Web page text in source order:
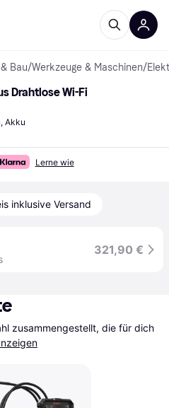
Bau/Werkzeuge & Maschinen/
Drahtlose Wi-Fi
Akku
Lerne wie
inklusive Versand
321,90 €
zusammengestellt, die für dich